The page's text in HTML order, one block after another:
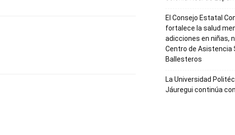
El Consejo Estatal
fortalece la salud
adicciones en niñas,
Centro de Asistencia
Ballesteros
La Universidad
Jáuregui continúa